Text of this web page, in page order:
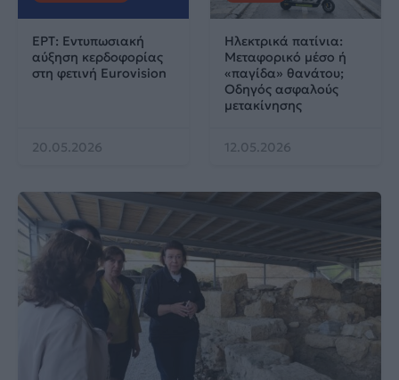
ΕΡΤ: Εντυπωσιακή
αύξηση κερδοφορίας
στη φετινή Eurovision
20.05.2026
Ηλεκτρικά πατίνια:
Μεταφορικό μέσο ή
«παγίδα» θανάτου;
Οδηγός ασφαλούς
μετακίνησης
12.05.2026